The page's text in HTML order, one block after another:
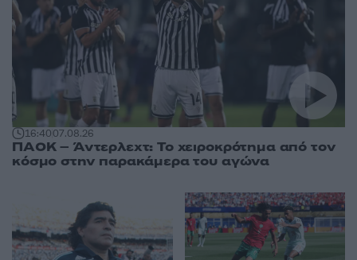
16:4007.08.26
ΠΑΟΚ – Άντερλεχτ: Το χειροκρότημα από τον
κόσμο στην παρακάμερα του αγώνα